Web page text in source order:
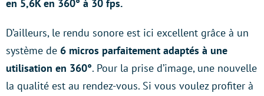
en 5,6K en 360° à 30 fps.
D’ailleurs, le rendu sonore est ici excellent grâce à un
système de 6 micros parfaitement adaptés à une
utilisation en 360°. Pour la prise d’image, une nouvelle
la qualité est au rendez-vous. Si vous voulez profiter à